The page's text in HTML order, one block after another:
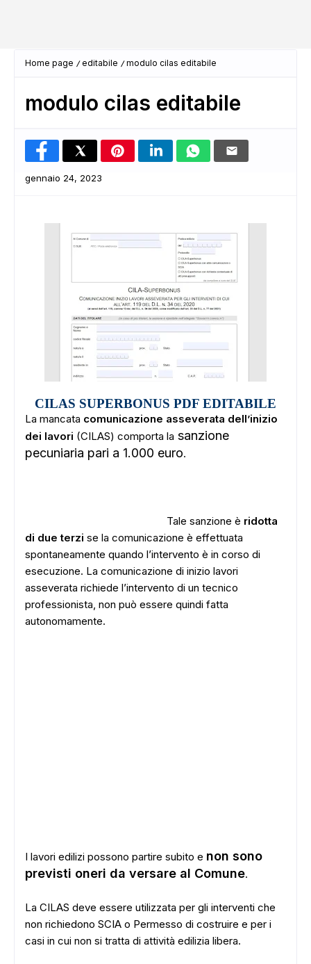
Home page editabile modulo cilas editabile
modulo cilas editabile
gennaio 24, 2023
CILAS SUPERBONUS PDF EDITABILE
La mancata comunicazione asseverata dell’inizio
dei lavori (CILAS) comporta la sanzione
pecuniaria pari a 1.000 euro.
Tale sanzione è ridotta
di due terzi se la comunicazione è effettuata
spontaneamente quando l’intervento è in corso di
esecuzione. La comunicazione di inizio lavori
asseverata richiede l’intervento di un tecnico
professionista, non può essere quindi fatta
autonomamente.
I lavori edilizi possono partire subito e non sono
previsti oneri da versare al Comune.
La CILAS deve essere utilizzata per gli interventi che
non richiedono SCIA o Permesso di costruire e per i
casi in cui non si tratta di attività edilizia libera.